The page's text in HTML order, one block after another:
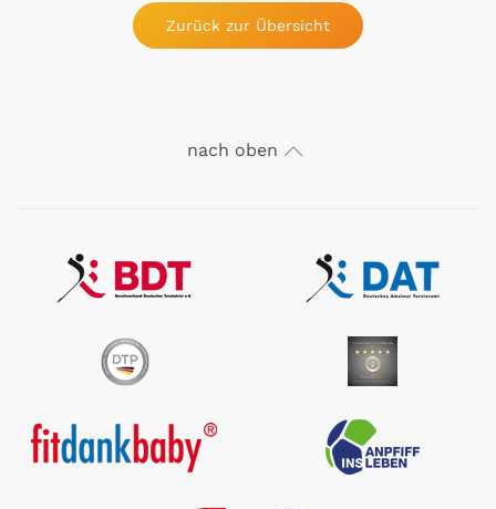
Zurück zur Übersicht
nach oben